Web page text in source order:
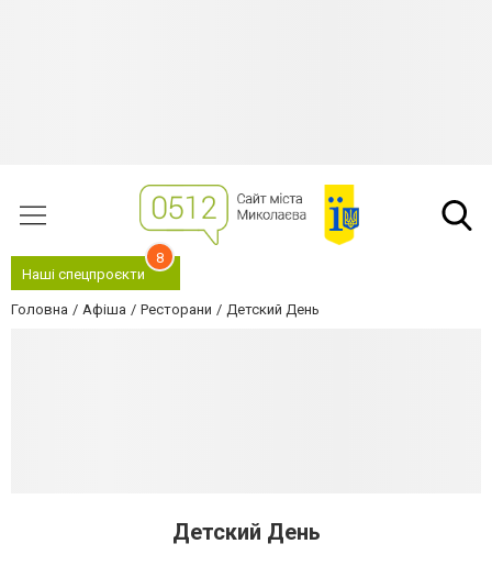
Наші спецпроєкти
8
Головна Афіша Ресторани Детский День
Детский День